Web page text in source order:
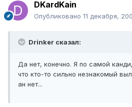
DKardKain
Опубликовано 11 декабря,
Drinker сказал:
Да нет, конечно. Я по самой
что кто-то сильно незнакомый
ан нет...